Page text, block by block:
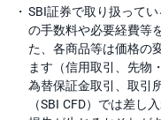
SBI証券で取り扱って
の手数料や必要経費等
た、各商品等は価格の
ます（信用取引、先物
為替保証金取引、取引
（SBI CFD）では差し